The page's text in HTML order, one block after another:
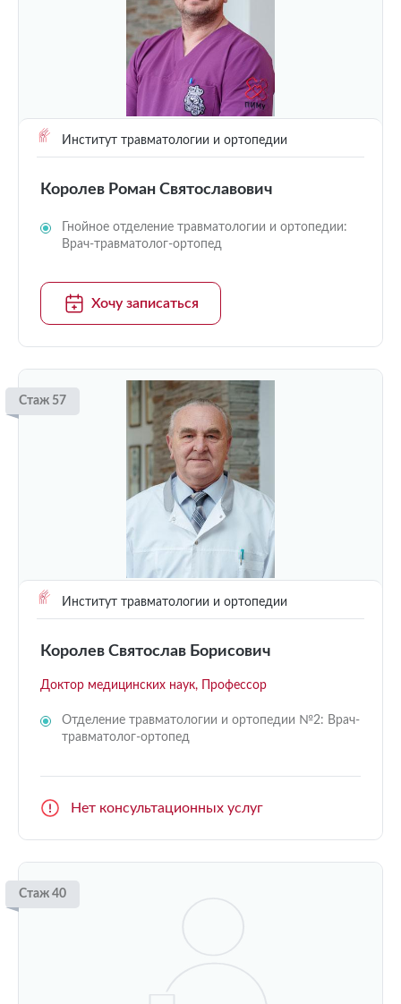
Институт травматологии и ортопедии
Королев Роман Святославович
Гнойное отделение травматологии и ортопедии:
Врач-травматолог-ортопед
Хочу записаться
Стаж 57
Институт травматологии и ортопедии
Королев Святослав Борисович
Доктор медицинских наук, Профессор
Отделение травматологии и ортопедии №2: Врач-
травматолог-ортопед
Нет консультационных услуг
Стаж 40